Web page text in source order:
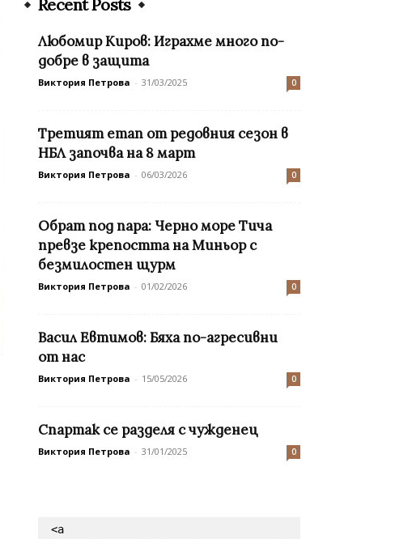
Recent Posts
Любомир Киров: Играхме много по-
добре в защита
Виктория Петрова - 31/03/2025 0
Третият етап от редовния сезон в
НБЛ започва на 8 март
Виктория Петрова - 06/03/2026 0
Обрат под пара: Черно море Тича
превзе крепостта на Миньор с
безмилостен щурм
Виктория Петрова - 01/02/2026 0
Васил Евтимов: Бяха по-агресивни
от нас
Виктория Петрова - 15/05/2026 0
Спартак се разделя с чужденец
Виктория Петрова - 31/01/2025 0
<a